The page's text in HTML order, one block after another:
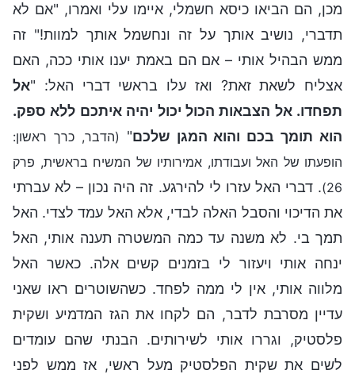
מכן, הם הביאו כיסא חשמלי, איימו עלי ואמרו, "אם לא
תדברי, נושיב אותך על זה ונחשמל אותך למוות!" זה
ממש הבהיל אותי – אם הם באמת יענו אותי ככה, האם
אצליח לשאת זאת? ואז עלו בראשי דברי האל: "אל
תפחדו. אל הצבאות הכול יכול יהיה איתכם ללא ספק.
הוא תומך בכם והוא המגן שלכם" (הדבר, כרך ראשון:
הופעתו של האל ועבודתו, אמירותיו של המשיח בראשית, פרק
26) . דברי האל עזרו לי להירגע. זה היה נכון – לא עברתי
את הדיכוי והסבל האלה לבדי, אלא האל עמד לצדי. האל
תמך בי. לא משנה עד כמה המשטרה תענה אותי, האל
ינחה אותי ויעזור לי בזמנים קשים אלה. כאשר האל
מלווה אותי, אין לי ממה לפחד. כשהשוטרים ראו שאני
עדיין מסרבת לדבר, הם לקחו את הגז המדמיע ושקית
פלסטיק, וגררו אותי לשירותים. הבנתי שהם עומדים
לשים את שקית הפלסטיק מעל ראשי, אז ממש לפני